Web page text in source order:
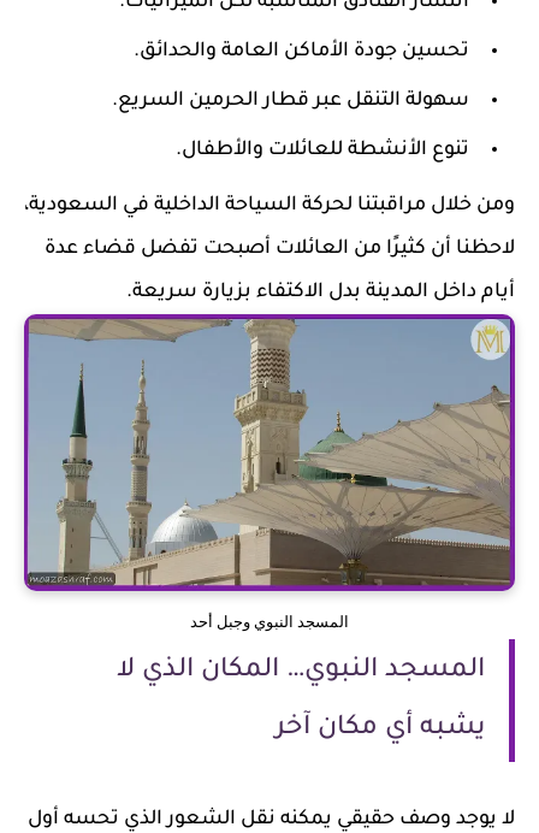
تحسين جودة الأماكن العامة والحدائق.
سهولة التنقل عبر قطار الحرمين السريع.
تنوع الأنشطة للعائلات والأطفال.
ومن خلال مراقبتنا لحركة السياحة الداخلية في السعودية،
لاحظنا أن كثيرًا من العائلات أصبحت تفضل قضاء عدة
أيام داخل المدينة بدل الاكتفاء بزيارة سريعة.
المسجد النبوي وجبل أحد
المسجد النبوي… المكان الذي لا
يشبه أي مكان آخر
لا يوجد وصف حقيقي يمكنه نقل الشعور الذي تحسه أول